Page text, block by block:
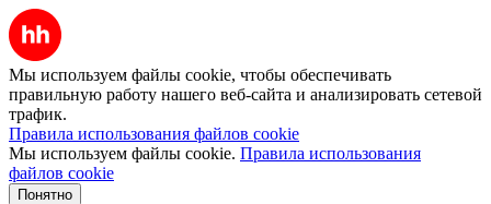
Мы используем файлы cookie, чтобы обеспечивать
правильную работу нашего веб-сайта и анализировать сетевой
трафик.
Правила использования файлов cookie
Мы используем файлы cookie. Правила использования
файлов cookie
Понятно